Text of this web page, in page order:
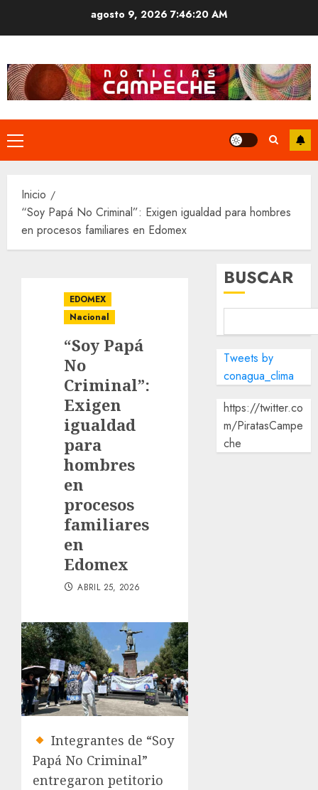
agosto 9, 20267:46:21 AM
Menú
principal
Inicio
“Soy Papá No Criminal”: Exigen igualdad para hombres
en procesos familiares en Edomex
EDOMEX
Nacional
“Soy Papá
No
Criminal”:
Exigen
igualdad
para
hombres
en
procesos
familiares
en
Edomex
ABRIL 25, 2026
Integrantes de “Soy
Papá No Criminal”
entregaron petitorio
BUSCAR
Tweets by
conagua_clima
https://twitter.co
m/PiratasCampe
che